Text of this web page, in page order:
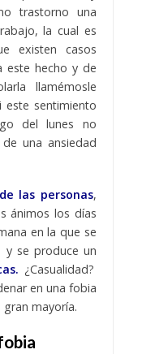
trastorno una
la cual es
existen casos
este hecho y de
llamémosle
este sentimiento
del lunes no
una ansiedad
las personas,
ánimos los días
en la que se
y se produce un
¿Casualidad?
en una fobia
mayoría.